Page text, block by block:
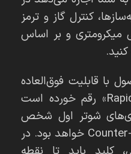
کنترل گاز و ترمز
میکرومتری و بر اساس
با قابلیت فوق‌العاده
متمایز «Rapid Trigger Mode» رقم خورده است
شوتر اول شخص
نظیر Valorant و Counter-Strike 2 خواهد بود. در